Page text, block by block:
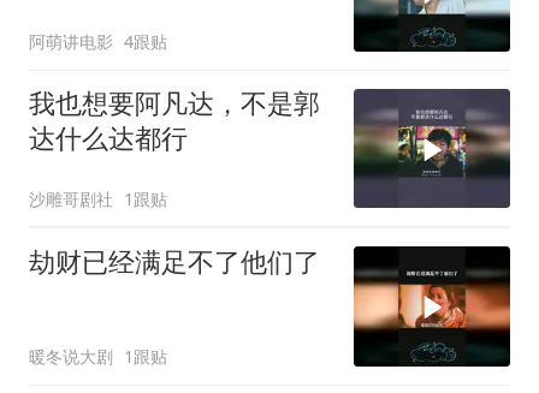
阿萌讲电影 4跟贴
我也想要阿凡达，不是郭
达什么达都行
沙雕哥剧社 1跟贴
劫财已经满足不了他们了
暖冬说大剧 1跟贴